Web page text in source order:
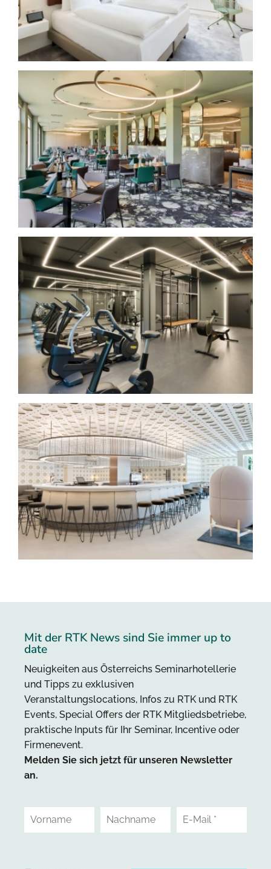
Mit der RTK News sind Sie immer up to
date
Neuigkeiten aus Österreichs Seminarhotellerie
und Tipps zu exklusiven
Veranstaltungslocations, Infos zu RTK und RTK
Events, Special Offers der RTK Mitgliedsbetriebe,
praktische Inputs für Ihr Seminar, Incentive oder
Firmenevent.
Melden Sie sich jetzt für unseren Newsletter
an.